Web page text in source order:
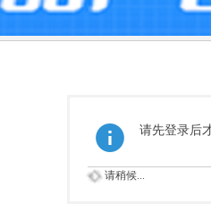
请先登录后
请稍候...